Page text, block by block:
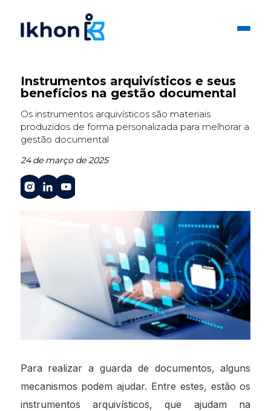
Instrumentos arquivísticos e seus
benefícios na gestão documental
Os instrumentos arquivísticos são materiais
produzidos de forma personalizada para melhorar a
gestão documental
24 de março de 2025
Para realizar a guarda de documentos, alguns
mecanismos podem ajudar. Entre estes, estão os
instrumentos arquivísticos, que ajudam na